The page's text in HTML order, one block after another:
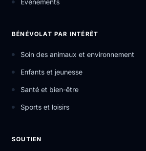
Événements
BÉNÉVOLAT PAR INTÉRÊT
Soin des animaux et environnement
Enfants et jeunesse
Santé et bien-être
Sports et loisirs
SOUTIEN